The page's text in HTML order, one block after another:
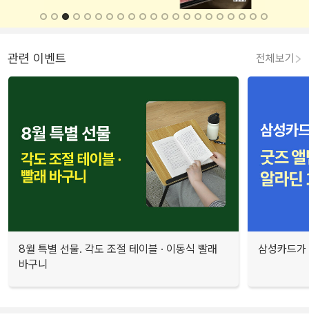
관련 이벤트 전체보기
8월 특별 선물. 각도 조절 테이블 · 이동식 빨래
바구니
삼성카드